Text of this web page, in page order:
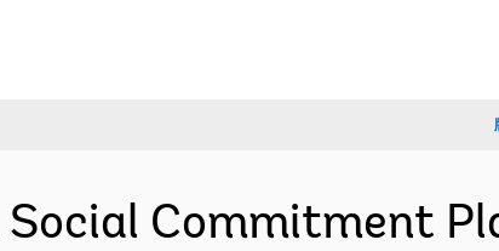
Commitment